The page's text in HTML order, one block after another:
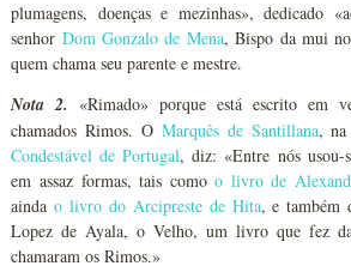
plumagens, doenças e mezinhas», dedicado
senhor Dom Gonzalo de Mena, Bispo da mui
quem chama seu parente e mestre.
Nota 2.
«Rimado» porque está escrito em
chamados Rimos. O Marquês de Santillana,
Condestável de Portugal, diz: «Entre nós usou-
em assaz formas, tais comoo livro de
aindao livro do Arcipreste de Hita, e também
Lopez de Ayala, o Velho, um livro que fez
chamaram os Rimos.»